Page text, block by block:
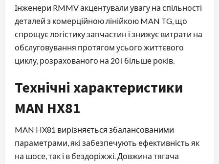
Інженери RMMV акцентували увагу на спільності
деталей з комерційною лінійкою MAN TG, що
спрощує логістику запчастин і знижує витрати на
обслуговування протягом усього життєвого
циклу, розрахованого на 20 і більше років.
Технічні характеристики
MAN HX81
MAN HX81 вирізняється збалансованими
параметрами, які забезпечують ефективність як
на шосе, так і в бездоріжжі. Довжина тягача